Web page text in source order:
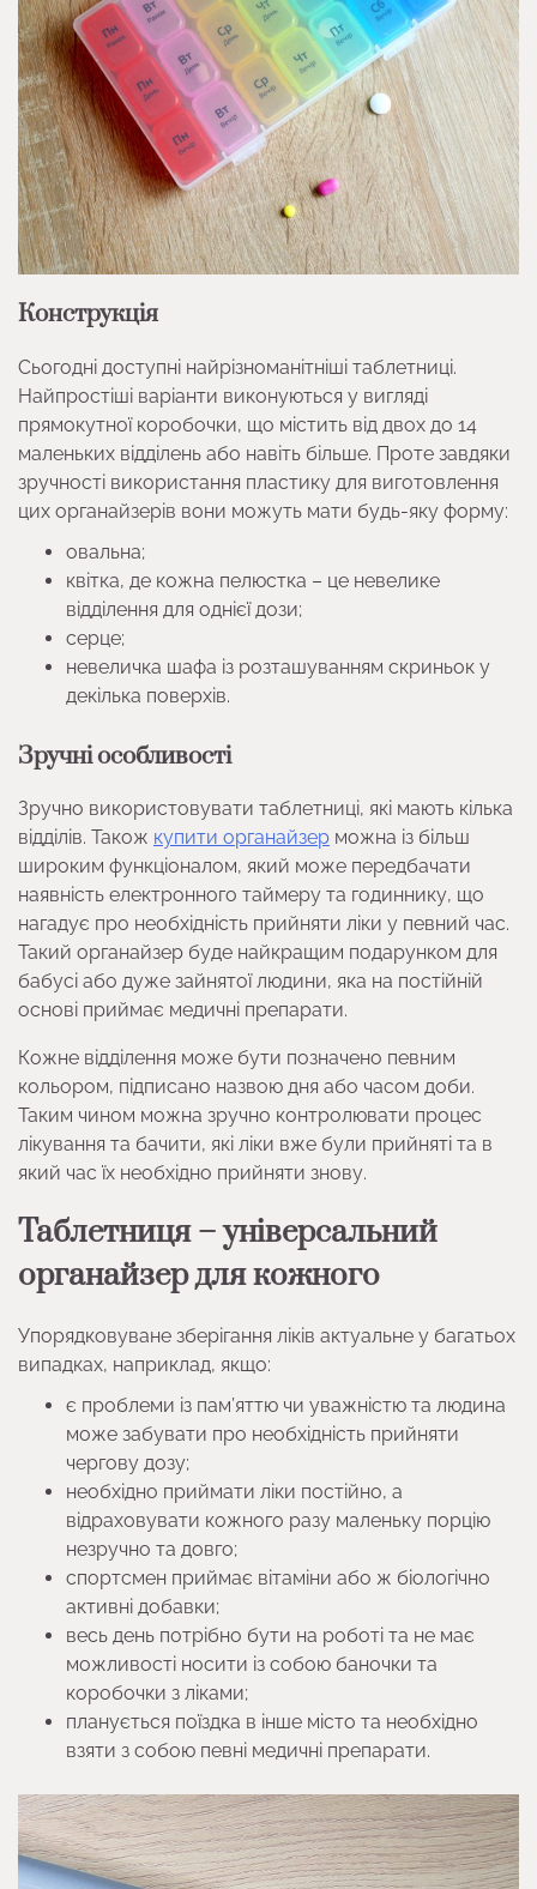
Конструкція
Сьогодні доступні найрізноманітніші таблетниці.
Найпростіші варіанти виконуються у вигляді
прямокутної коробочки, що містить від двох до 14
маленьких відділень або навіть більше. Проте завдяки
зручності використання пластику для виготовлення
цих органайзерів вони можуть мати будь-яку форму:
овальна;
квітка, де кожна пелюстка – це невелике
відділення для однієї дози;
серце;
невеличка шафа із розташуванням скриньок у
декілька поверхів.
Зручні особливості
Зручно використовувати таблетниці, які мають кілька
відділів. Також купити органайзер можна із більш
широким функціоналом, який може передбачати
наявність електронного таймеру та годиннику, що
нагадує про необхідність прийняти ліки у певний час.
Такий органайзер буде найкращим подарунком для
бабусі або дуже зайнятої людини, яка на постійній
основі приймає медичні препарати.
Кожне відділення може бути позначено певним
кольором, підписано назвою дня або часом доби.
Таким чином можна зручно контролювати процес
лікування та бачити, які ліки вже були прийняті та в
який час їх необхідно прийняти знову.
Таблетниця – універсальний
органайзер для кожного
Упорядковуване зберігання ліків актуальне у багатьох
випадках, наприклад, якщо:
є проблеми із пам’яттю чи уважністю та людина
може забувати про необхідність прийняти
чергову дозу;
необхідно приймати ліки постійно, а
відраховувати кожного разу маленьку порцію
незручно та довго;
спортсмен приймає вітаміни або ж біологічно
активні добавки;
весь день потрібно бути на роботі та не має
можливості носити із собою баночки та
коробочки з ліками;
планується поїздка в інше місто та необхідно
взяти з собою певні медичні препарати.